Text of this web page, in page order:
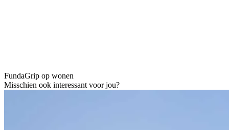
FundaGrip op wonen
Misschien ook interessant voor jou?